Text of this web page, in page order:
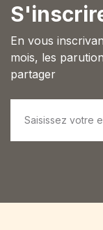
En vous
mois, les
partager
i